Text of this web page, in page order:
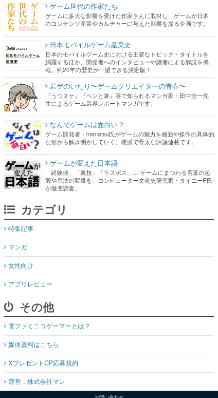
ゲーム世代の作家たち
ゲームに多大な影響を受けた作家さんに取材し、ゲームが日本
のコンテンツ産業やカルチャーに与えた影響を探る企画です。
日本モバイルゲーム産業史
日本のモバイルゲーム史における主要なトピック・タイトルを
網羅するほか、開発者へのインタビューや識者による解説を掲
載。約20年の歴史が一望できる決定版！
若ゲのいたり〜ゲームクリエイターの青春〜
『うつヌケ』『ペンと箸』等で知られるマンガ家・田中圭一先
生によるゲーム業界レポートマンガです。
なんでゲームは面白い？
ゲーム開発者・hamatsu氏がゲームの魅力を画面や操作の具体的
な形から解き明かしていく、硬派で骨太な評論連載です。
ゲームが変えた日本語
「経験値」「裏技」「ラスボス」… ゲームにまつわる言葉の起
源や用法の変遷を、コンピューター文化史研究家・タイニーP氏
が徹底調査。
カテゴリ
特集記事
マンガ
女性向け
アプリレビュー
その他
電ファミニコゲーマーとは？
媒体資料はこちら
XプレゼントCP応募規約
運営：株式会社マレ